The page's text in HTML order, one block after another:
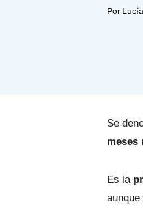
Por
Se
meses
Es la